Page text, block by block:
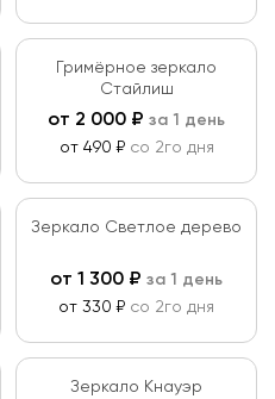
Гримёрное зеркало
Стайлиш
от 2 000 ₽ за 1 день
от 490 ₽ со 2го дня
Зеркало Светлое дерево
от 1 300 ₽ за 1 день
от 330 ₽ со 2го дня
Зеркало Кнауэр